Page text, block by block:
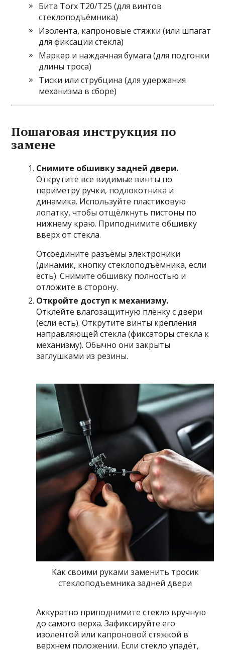
Бита Torx T20/T25 (для винтов
стеклоподъёмника)
Изолента, капроновые стяжки (или шпагат
для фиксации стекла)
Маркер и наждачная бумага (для подгонки
длины троса)
Тиски или струбцина (для удержания
механизма в сборе)
Пошаговая инструкция по
замене
Снимите обшивку задней двери.
Открутите все видимые винты по
периметру ручки, подлокотника и
динамика. Используйте пластиковую
лопатку, чтобы отщёлкнуть пистоны по
нижнему краю. Приподнимите обшивку
вверх от стекла.
Отсоедините разъёмы электроники
(динамик, кнопку стеклоподъёмника, если
есть). Снимите обшивку полностью и
отложите в сторону.
Откройте доступ к механизму.
Отклейте влагозащитную плёнку с двери
(если есть). Открутите винты крепления
направляющей стекла (фиксаторы стекла к
механизму). Обычно они закрыты
заглушками из резины.
Как своими руками заменить тросик
стеклоподъемника задней двери
Аккуратно приподнимите стекло вручную
до самого верха. Зафиксируйте его
изолентой или капроновой стяжкой в
верхнем положении. Если стекло упадёт,